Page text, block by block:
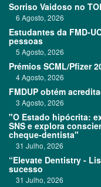
Sorriso Vaidoso no
6 Agosto, 2026
Estudantes da FMD-
pessoas
5 Agosto, 2026
Prémios SCML/Pfizer
4 Agosto, 2026
FMDUP obtém
3 Agosto, 2026
"O Estado hipócrita:
SNS e explora
cheque-dentista"
31 Julho, 2026
“Elevate Dentistry -
sucesso
31 Julho, 2026